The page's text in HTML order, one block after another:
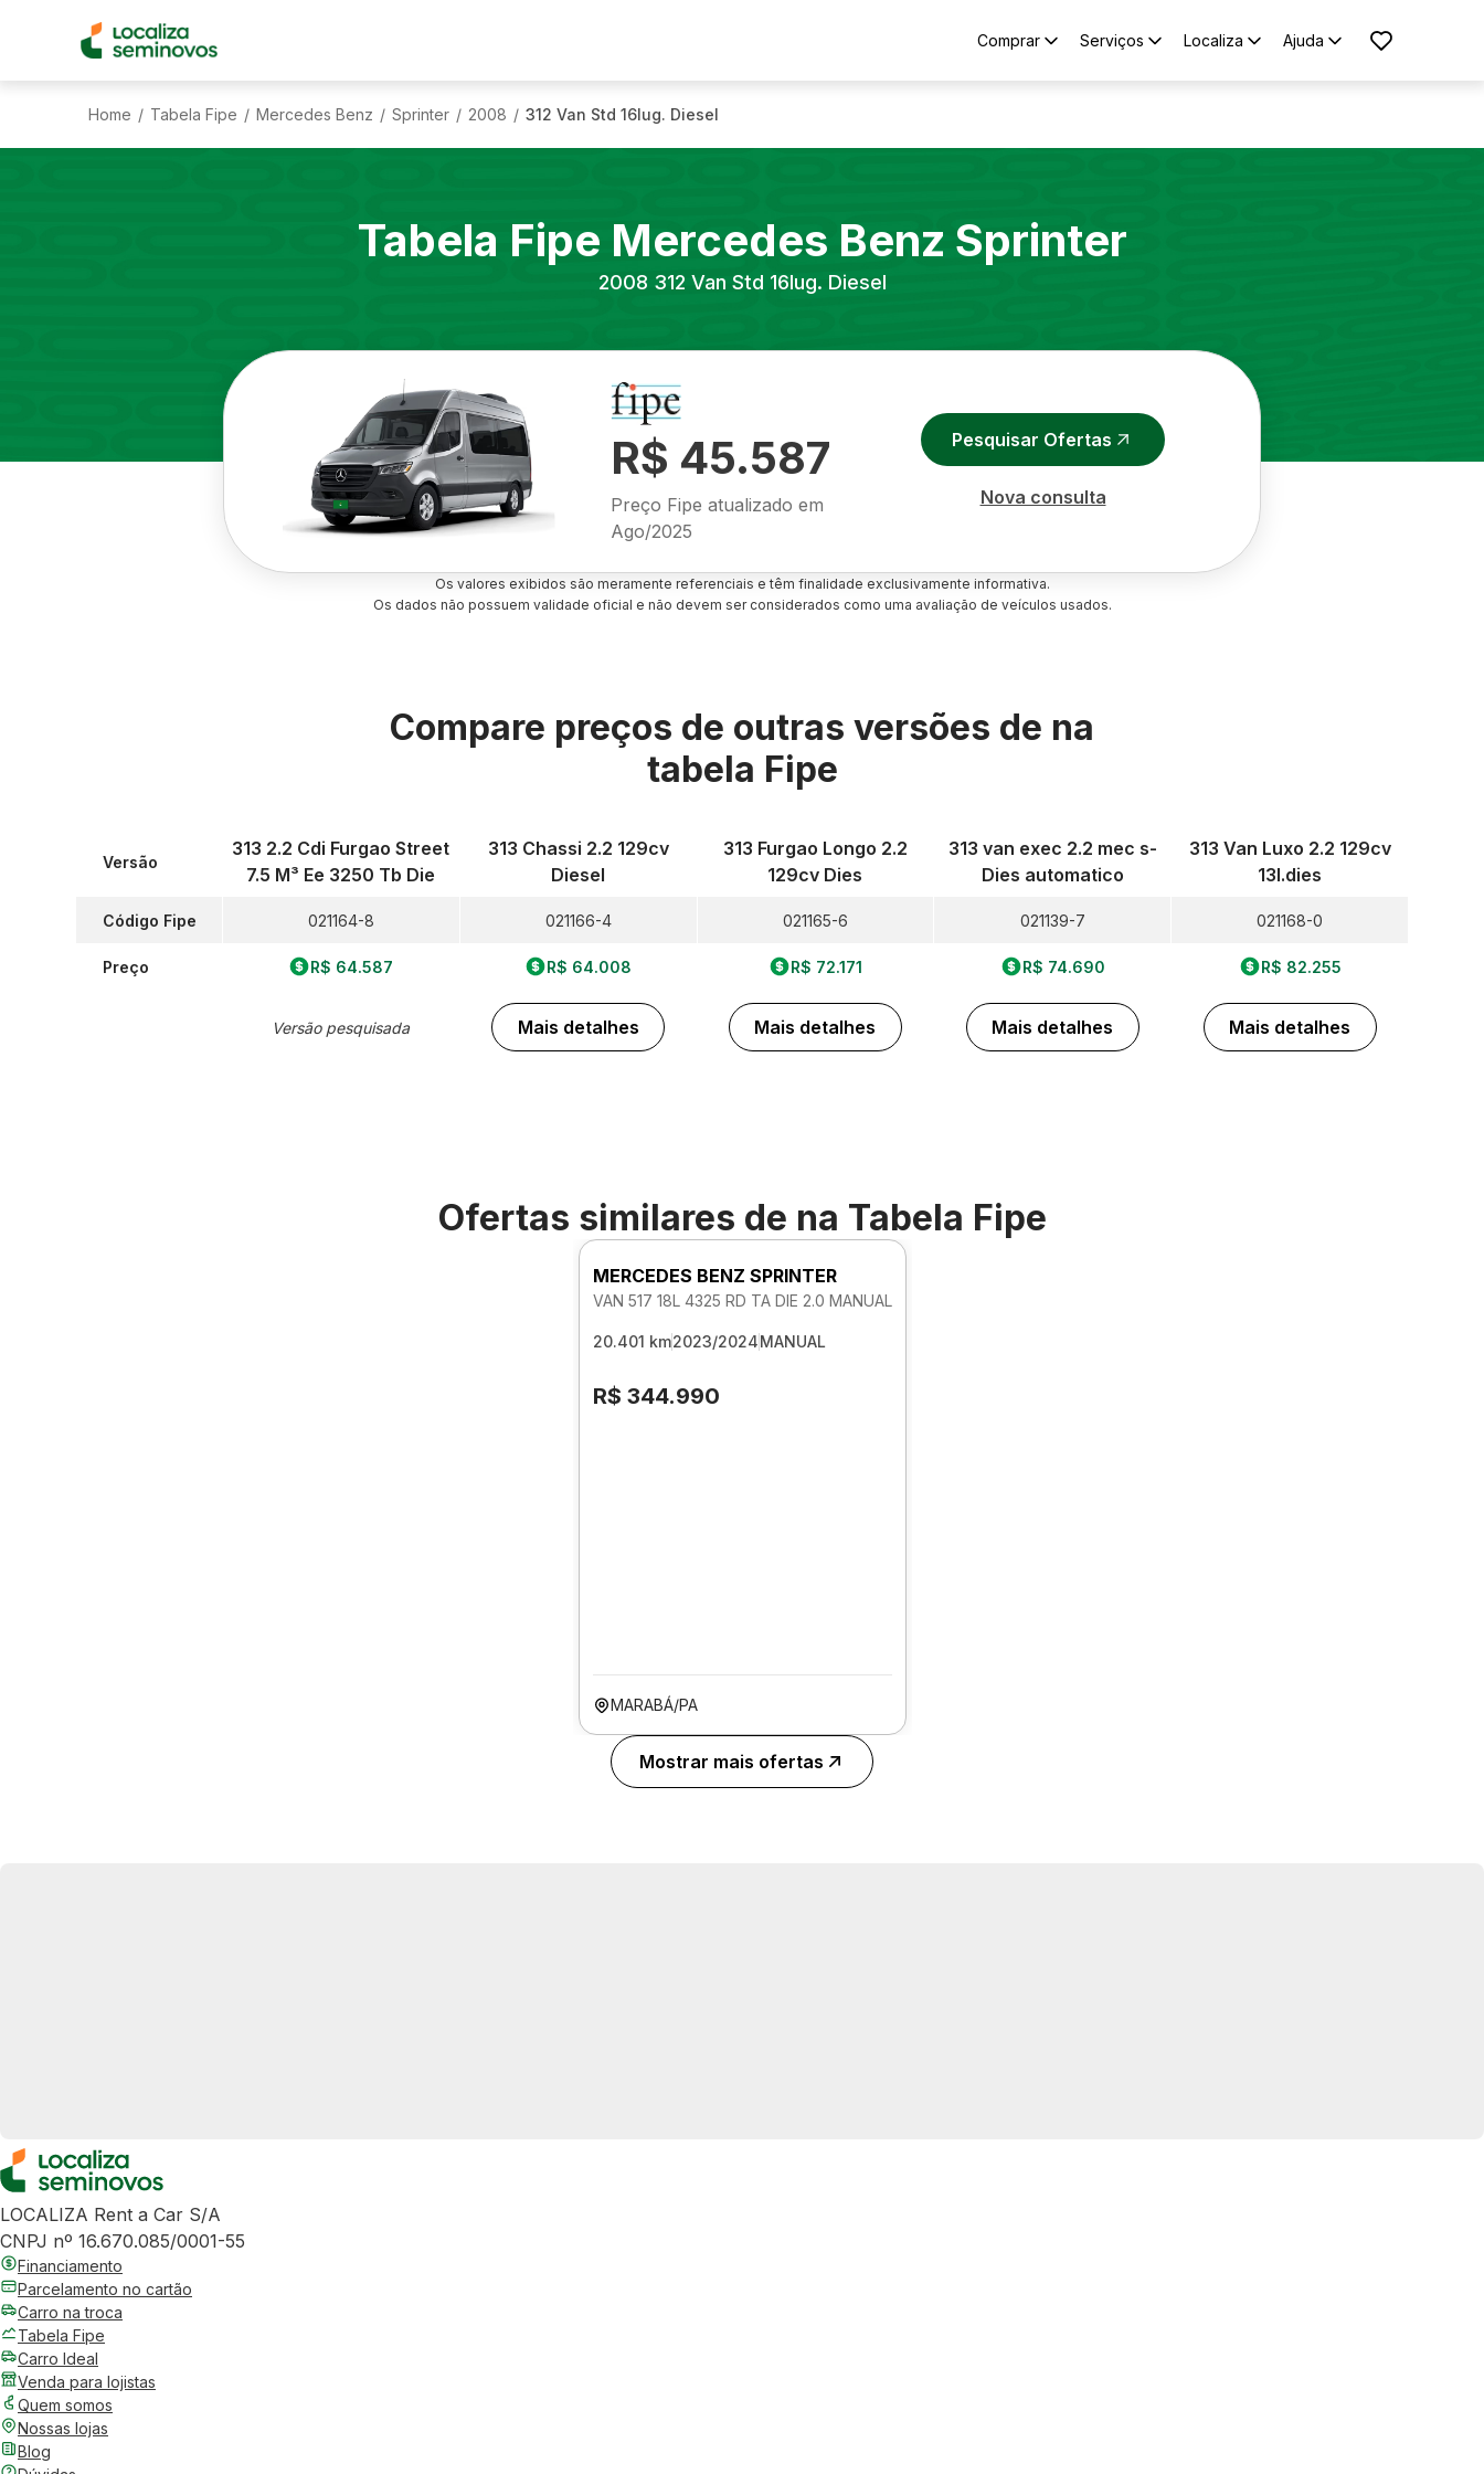
Comprar Serviços Localiza Ajuda
Home / Tabela Fipe / Mercedes Benz / Sprinter / 2008 / 312 Van Std 16lug. Diesel
Tabela Fipe Mercedes Benz Sprinter
2008 312 Van Std 16lug. Diesel
R$ 45.587
Preço Fipe atualizado em
Ago/2025
Pesquisar Ofertas
Nova consulta
Os valores exibidos são meramente referenciais e têm finalidade exclusivamente informativa.
Os dados não possuem validade oficial e não devem ser considerados como uma avaliação de veículos usados.
Compare preços de outras versões de na
tabela Fipe
Versão
Código Fipe
Preço
313 2.2 Cdi Furgao Street
7.5 M³ Ee 3250 Tb Die
021164-8
R$ 64.587
Versão pesquisada
313 Chassi 2.2 129cv
Diesel
021166-4
R$ 64.008
Mais detalhes
313 Furgao Longo 2.2
129cv Dies
021165-6
R$ 72.171
Mais detalhes
313 van exec 2.2 mec s-
Dies automatico
021139-7
R$ 74.690
Mais detalhes
313 Van Luxo 2.2 129cv
13l.dies
021168-0
R$ 82.255
Mais detalhes
Ofertas similares de na Tabela Fipe
MERCEDES BENZ SPRINTER
VAN 517 18L 4325 RD TA DIE 2.0 MANUAL
20.401 km2023/2024MANUAL
R$ 344.990
MARABÁ/PA
Mostrar mais ofertas
LOCALIZA Rent a Car S/A
CNPJ nº 16.670.085/0001-55
Financiamento
Parcelamento no cartão
Carro na troca
Tabela Fipe
Carro Ideal
Venda para lojistas
Quem somos
Nossas lojas
Blog